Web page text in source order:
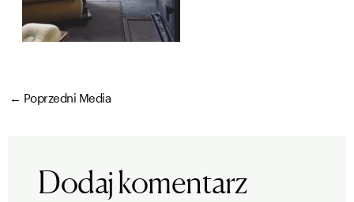
← Poprzedni Media
Dodaj komentarz